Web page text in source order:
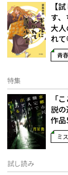
【
す
大
れ
青春
特集
「
説の
作
ミ
試し読み